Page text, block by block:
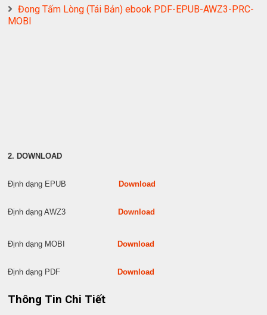
Đong Tấm Lòng (Tái Bản) ebook PDF-EPUB-AWZ3-PRC-
MOBI
2. DOWNLOAD
Định dạng EPUB Download
Định dạng AWZ3 Download
Định dạng MOBI Download
Định dạng PDF Download
Thông Tin Chi Tiết